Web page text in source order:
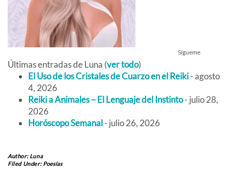
Sígueme
Últimas entradas de Luna (ver todo)
El Uso de los Cristales de Cuarzo en el Reiki- agosto
4, 2026
Reiki a Animales – El Lenguaje del Instinto- julio 28,
2026
Horóscopo Semanal- julio 26, 2026
Author: Luna
Filed Under: Poesías